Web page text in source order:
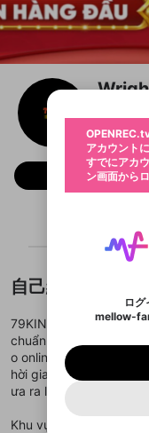
フォロー
自己紹介
79KING tại
chuẩn quốc tế, mang
o online chất lượng
hời gian thực, hỗ trợ
ưa ra lựa chọn cược
Khu vực Casino Live
ブロック
キャン
この動
応援している
きます。好き
※ファンレター
固定動
マイページに
信予定、アー
のトップに1
ニューより設
動画プ
動画のプレイ
選択でき
動画
ポイ
した。 サー
すでにアカ
メ
@
次にお進みくださ
こちらから
メ
パスワードを
アカウントを
アカウント
すでにアカ
ン画面から
ロ
mellow-
登録したメー
入力して
スに、パ
のでご確
パー
生年月は登録後
お住まいの地域
ご登録いただ
として使用い
一部サービス
登録が必要です
メイン及び
定に含まれて
セッショ
不適切な
すか？
問題を選
わいせつな
著作権の侵害
なりすまし
報告された問題
どうかをスタッ
用することは、
詳しくはこちら
限定
Discordは第三者
mellow-fanとは関
問い合わせには
様変更により、